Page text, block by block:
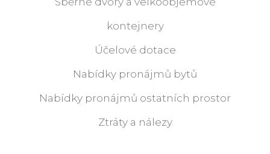
kontejnery
Účelové dotace
Nabídky pronájmů bytů
Nabídky pronájmů ostatních prostor
Ztráty a nálezy